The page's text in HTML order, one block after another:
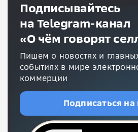
Подписывайтесь
на Telegram-канал
«О чём говорят
Пишем о новостях и
событиях в мире
коммерции
Подписаться на